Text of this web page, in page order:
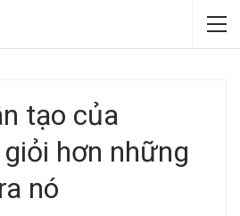
tạo của
hơn những
nó